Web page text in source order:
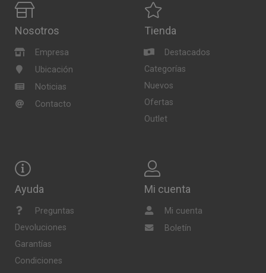
Nosotros
Empresa
Ubicación
Noticias
Contacto
Tienda
Destacados
Categorías
Nuevos
Ofertas
Outlet
Ayuda
Preguntas
Devoluciones
Garantías
Condiciones
Mi cuenta
Mi cuenta
Boletín